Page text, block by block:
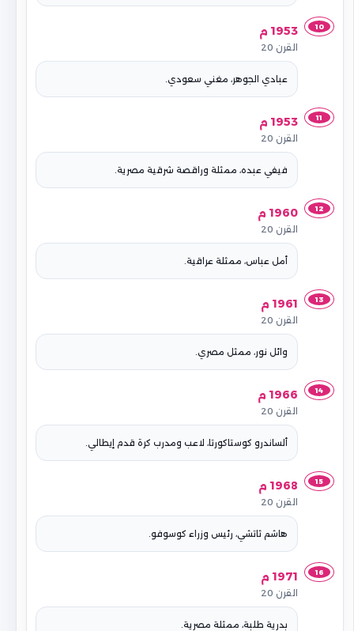
10 1953 م
القرن 20
عبادي الجوهر، مغني سعودي.
11 1953 م
القرن 20
فيفي عبده، ممثلة وراقصة شرقية مصرية.
12 1960 م
القرن 20
أمل عباس، ممثلة عراقية.
13 1961 م
القرن 20
وائل نور، ممثل مصري.
14 1966 م
القرن 20
ألساندرو كوستاكورتا، لاعب ومدرب كرة قدم إيطالي.
15 1968 م
القرن 20
هاشم ثاتشي، رئيس وزراء كوسوفو.
16 1971 م
القرن 20
بدرية طلبة، ممثلة مصرية.